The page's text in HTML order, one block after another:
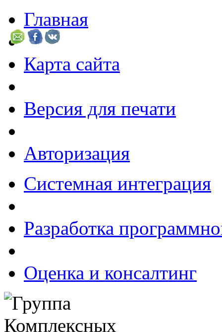
Главная
Карта сайта
Версия для печати
Авторизация
Системная интеграция
Разработка
Оценка и консалтинг